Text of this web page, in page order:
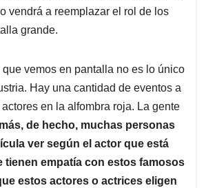
vendrá a reemplazar el rol de los
grande.
vemos en pantalla no es lo único
Hay una cantidad de eventos a
en la alfombra roja. La gente
de hecho, muchas personas
ver según el actor que está
tienen empatía con estos famosos
estos actores o actrices eligen